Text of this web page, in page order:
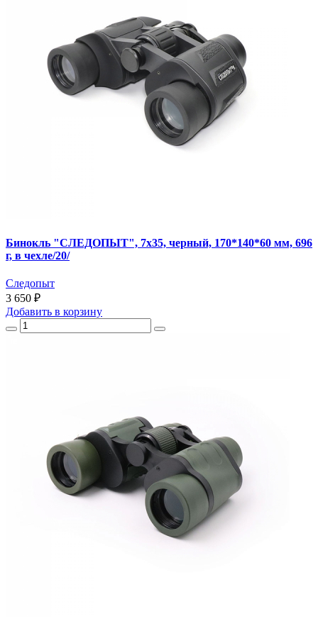
Бинокль "СЛЕДОПЫТ", 7х35, черный, 170*140*60 мм, 696
г, в чехле/20/
Следопыт
3 650 ₽
Добавить в корзину